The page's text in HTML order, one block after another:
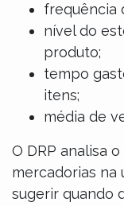
frequência
nível do
produto;
tempo
itens;
média de
O DRP analisa
mercadorias na
sugerir quando